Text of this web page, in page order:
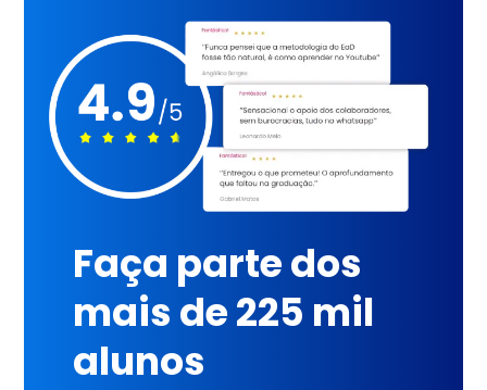
Faça parte dos
mais de 225 mil
alunos